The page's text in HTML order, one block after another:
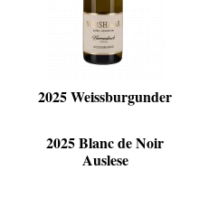
2025 Weissburgunder
2025 Blanc de Noir
Auslese